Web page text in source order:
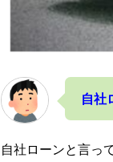
自社
自社ローンと言っ